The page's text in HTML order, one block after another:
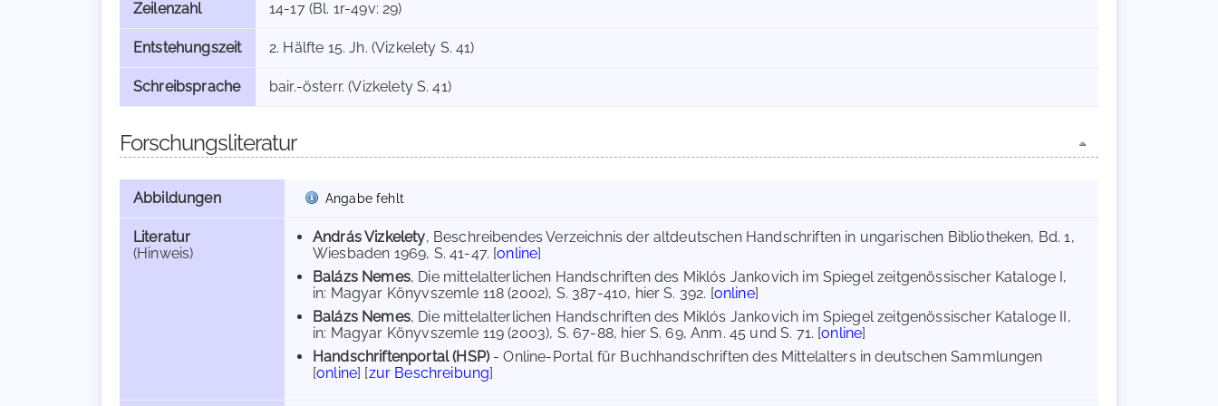
Zeilenzahl 14-17 (Bl. 1r-49v: 29)
Entstehungszeit 2. Hälfte 15. Jh. (Vizkelety S. 41)
Schreibsprache bair.-österr. (Vizkelety S. 41)
Forschungsliteratur
Abbildungen Angabe fehlt
Literatur
(Hinweis)
András Vizkelety, Beschreibendes Verzeichnis der altdeutschen Handschriften in ungarischen Bibliotheken, Bd. 1,
Wiesbaden 1969, S. 41-47. [online]
Balázs Nemes, Die mittelalterlichen Handschriften des Miklós Jankovich im Spiegel zeitgenössischer Kataloge I,
in: Magyar Könyvszemle 118 (2002), S. 387-410, hier S. 392. [online]
Balázs Nemes, Die mittelalterlichen Handschriften des Miklós Jankovich im Spiegel zeitgenössischer Kataloge II,
in: Magyar Könyvszemle 119 (2003), S. 67-88, hier S. 69, Anm. 45 und S. 71. [online]
Handschriftenportal (HSP)- Online-Portal für Buchhandschriften des Mittelalters in deutschen Sammlungen
[online] [zur Beschreibung]